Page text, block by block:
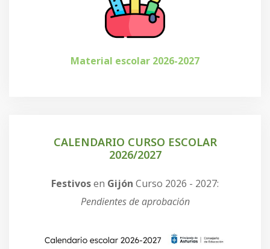
Material escolar 2026-2027
CALENDARIO CURSO ESCOLAR
2026/2027
Festivosen Gijón Curso 2026 - 2027:
Pendientes de aprobación